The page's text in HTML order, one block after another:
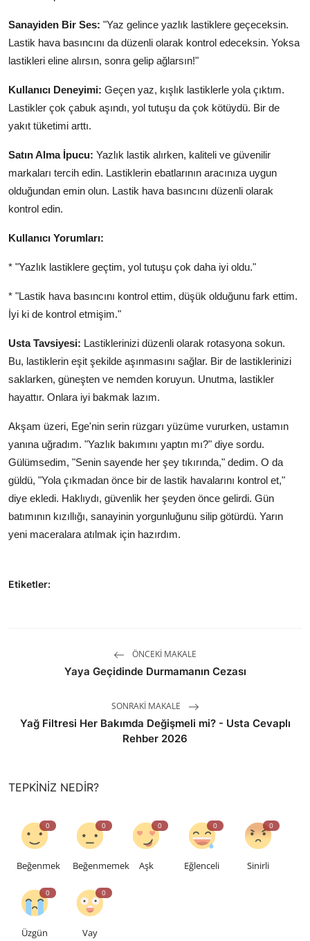
Sanayiden Bir Ses: "Yaz gelince yazlık lastiklere geçeceksin.
Lastik hava basıncını da düzenli olarak kontrol edeceksin. Yoksa
lastikleri eline alırsın, sonra gelip ağlarsın!"
Kullanıcı Deneyimi: Geçen yaz, kışlık lastiklerle yola çıktım.
Lastikler çok çabuk aşındı, yol tutuşu da çok kötüydü. Bir de
yakıt tüketimi arttı.
Satın Alma İpucu: Yazlık lastik alırken, kaliteli ve güvenilir
markaları tercih edin. Lastiklerin ebatlarının aracınıza uygun
olduğundan emin olun. Lastik hava basıncını düzenli olarak
kontrol edin.
Kullanıcı Yorumları:
* "Yazlık lastiklere geçtim, yol tutuşu çok daha iyi oldu."
* "Lastik hava basıncını kontrol ettim, düşük olduğunu fark ettim.
İyi ki de kontrol etmişim."
Usta Tavsiyesi: Lastiklerinizi düzenli olarak rotasyona sokun.
Bu, lastiklerin eşit şekilde aşınmasını sağlar. Bir de lastiklerinizi
saklarken, güneşten ve nemden koruyun. Unutma, lastikler
hayattır. Onlara iyi bakmak lazım.
Akşam üzeri, Ege'nin serin rüzgarı yüzüme vururken, ustamın
yanına uğradım. "Yazlık bakımını yaptın mı?" diye sordu.
Gülümsedim, "Senin sayende her şey tıkırında," dedim. O da
güldü, "Yola çıkmadan önce bir de lastik havalarını kontrol et,"
diye ekledi. Haklıydı, güvenlik her şeyden önce gelirdi. Gün
batımının kızıllığı, sanayinin yorgunluğunu silip götürdü. Yarın
yeni maceralara atılmak için hazırdım.
Etiketler:
ÖNCEKI MAKALE
Yaya Geçidinde Durmamanın Cezası
SONRAKI MAKALE
Yağ Filtresi Her Bakımda Değişmeli mi? - Usta Cevaplı
Rehber 2026
TEPKINIZ NEDIR?
0
Beğenmek
0
Beğenmemek
0
Aşk
0
Eğlenceli
0
Sinirli
0
Üzgün
0
Vay